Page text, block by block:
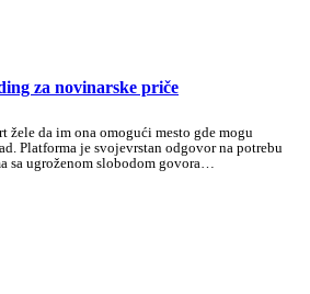
za novinarske priče
žele da im ona omogući mesto gde mogu
Platforma je svojevrstan odgovor na potrebu
sa ugroženom slobodom govora…